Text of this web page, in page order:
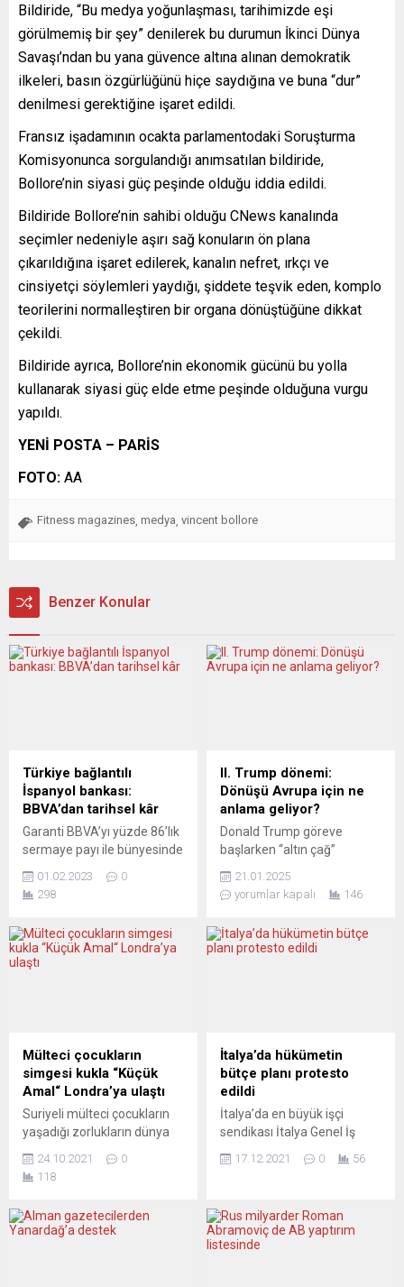
Bildiride, “Bu medya yoğunlaşması, tarihimizde eşi
görülmemiş bir şey” denilerek bu durumun İkinci Dünya
Savaşı’ndan bu yana güvence altına alınan demokratik
ilkeleri, basın özgürlüğünü hiçe saydığına ve buna “dur”
denilmesi gerektiğine işaret edildi.
Fransız işadamının ocakta parlamentodaki Soruşturma
Komisyonunca sorgulandığı anımsatılan bildiride,
Bollore’nin siyasi güç peşinde olduğu iddia edildi.
Bildiride Bollore’nin sahibi olduğu CNews kanalında
seçimler nedeniyle aşırı sağ konuların ön plana
çıkarıldığına işaret edilerek, kanalın nefret, ırkçı ve
cinsiyetçi söylemleri yaydığı, şiddete teşvik eden, komplo
teorilerini normalleştiren bir organa dönüştüğüne dikkat
çekildi.
Bildiride ayrıca, Bollore’nin ekonomik gücünü bu yolla
kullanarak siyasi güç elde etme peşinde olduğuna vurgu
yapıldı.
YENİ POSTA – PARİS
FOTO: AA
Fitness magazines medya vincent bollore
Benzer Konular
Türkiye bağlantılı
İspanyol bankası:
BBVA’dan tarihsel kâr
Garanti BBVA’yı yüzde 86’lık
sermaye payı ile bünyesinde
Banco Bilbao Vizcaya
Argentaria (BBVA), 2022’de
38’lik artışla 6 milyar 420
milyon avroluk kâr açıkladı.
bilgiye göre, 2022 yılında
BBVA, Türkiye’de 509...
01.02.2023
0
298
II. Trump dönemi:
Dönüşü Avrupa için ne
anlama geliyor?
Donald Trump göreve
başlarken “altın çağ”
Amerika’nın düşüşünü
tersine çevireceğini açıkladı.
yönetimi tarafından alınan
tedbirleri durdurmak için
imzaladı. Medya, ABD
Başkanı’nın yeniden
seçilmesiyle dünya
değişeceği ve Avrupa’nın
bu...
21.01.2025
yorumlar kapalı
146
Mülteci çocukların
simgesi kukla “Küçük
Amal“ Londra’ya ulaştı
Suriyeli mülteci çocukların
yaşadığı zorlukların dünya
amacıyla tasarlanan ve
Türkiye’den yola çıkan 3,5
İngiltere’nin başkentinde.
Amal’ı başkent Londra’da
24.10.2021
0
118
İtalya’da hükümetin
bütçe planı protesto
edildi
İtalya’da en büyük işçi
sendikası İtalya Genel İş
ikinci büyük sendika İtalyan
sektörde çalışan işçiler,
hükümetin bütçe planını
17.12.2021 0 56